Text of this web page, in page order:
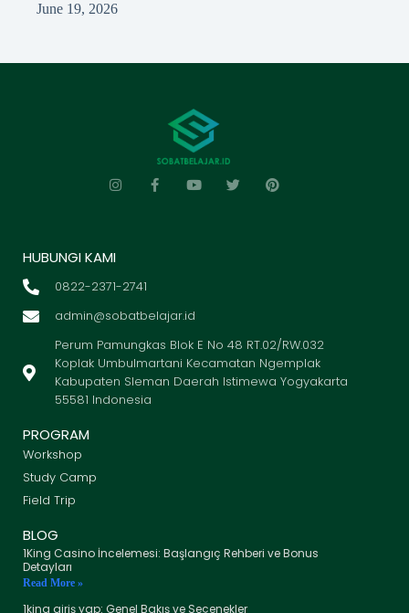
June 19, 2026
HUBUNGI KAMI
0822-2371-2741
admin@sobatbelajar.id
Perum Pamungkas Blok E No 48 RT.02/RW.032
Koplak Umbulmartani Kecamatan Ngemplak
Kabupaten Sleman Daerah Istimewa Yogyakarta
55581 Indonesia
PROGRAM
Workshop
Study Camp
Field Trip
BLOG
1King Casino İncelemesi: Başlangıç Rehberi ve Bonus
Detayları
Read More »
1king giriş yap: Genel Bakış ve Seçenekler